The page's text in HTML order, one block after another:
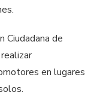
Ciudadana de
en lugares